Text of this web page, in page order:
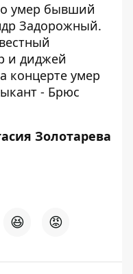
умер бывший
Задорожный.
и диджей
концерте умер
- Брюс
Золотарева
😆 😡